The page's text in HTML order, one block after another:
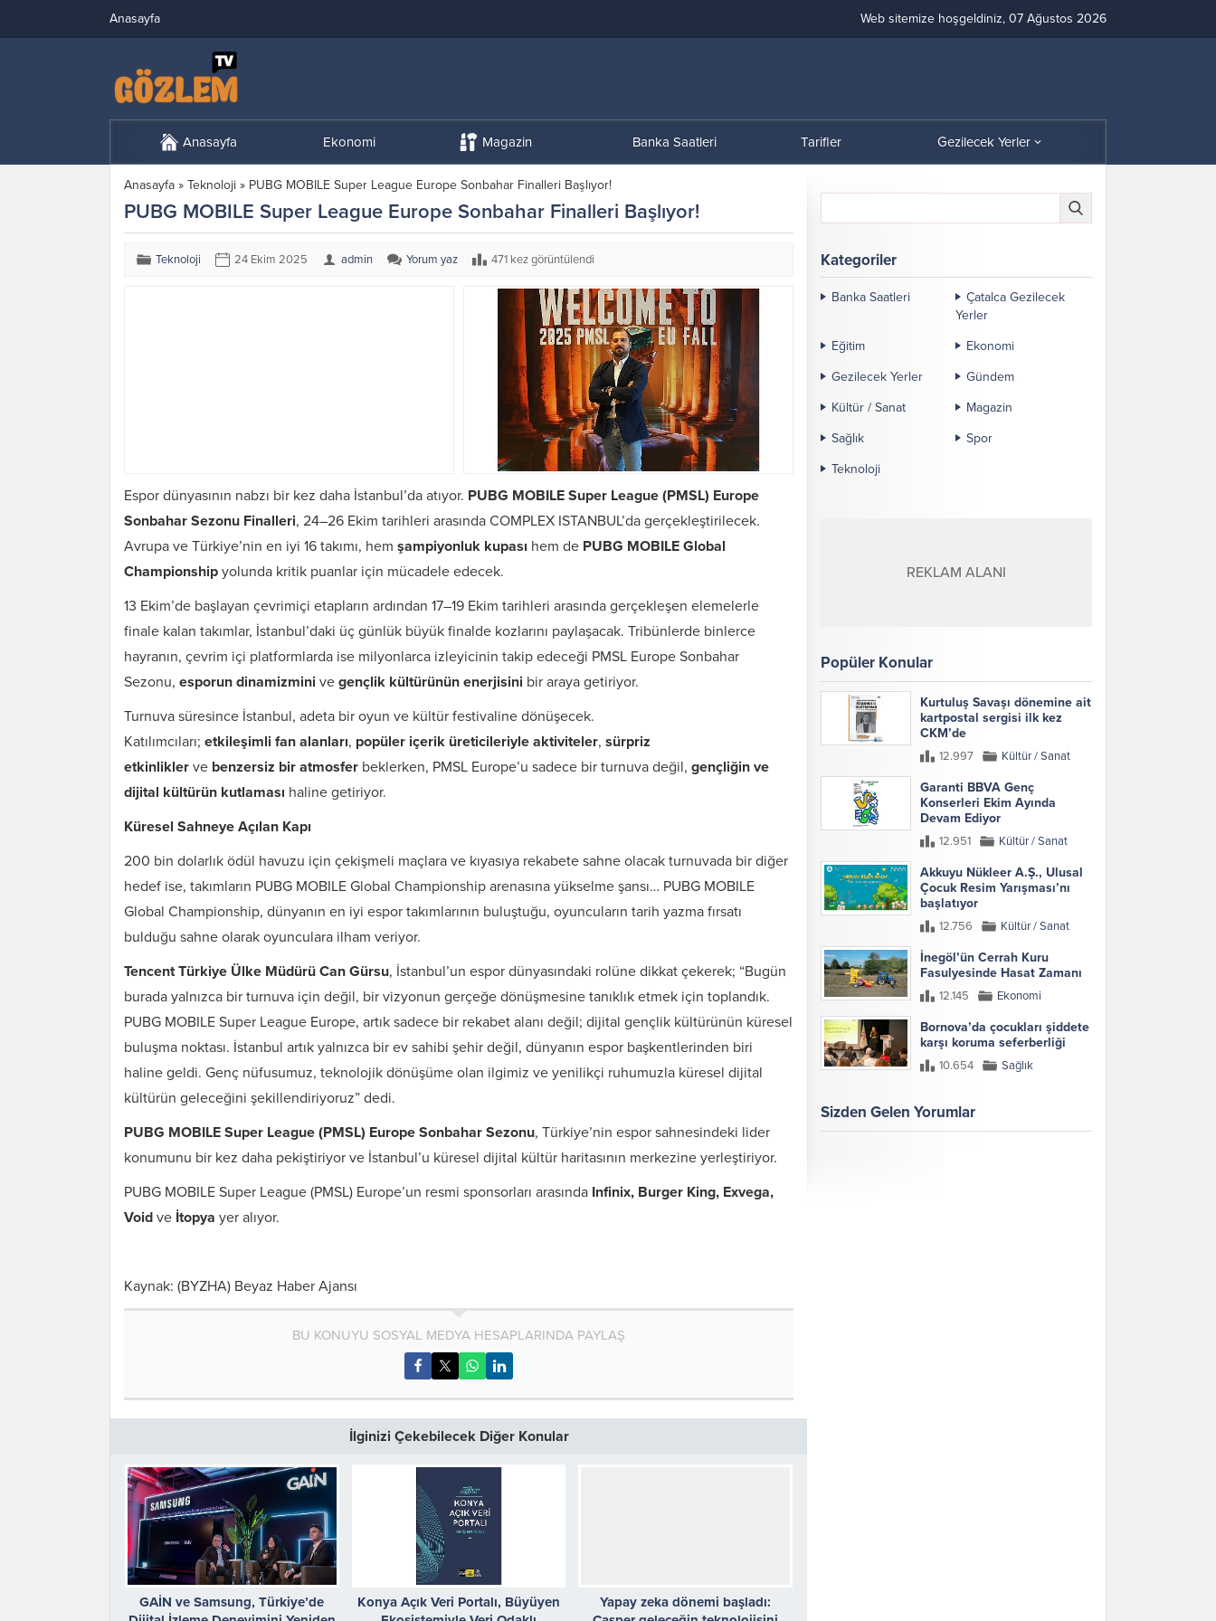
Anasayfa Web sitemize hoşgeldiniz, 07 Ağustos 2026
Anasayfa Ekonomi Magazin Banka Saatleri Tarifler Gezilecek Yerler
Anasayfa » Teknoloji » PUBG MOBILE Super League Europe Sonbahar Finalleri Başlıyor!
PUBG MOBILE Super League Europe Sonbahar Finalleri Başlıyor!
Teknoloji 24 Ekim 2025 admin Yorum yaz 471 kez görüntülendi
Espor dünyasının nabzı bir kez daha İstanbul’da atıyor. PUBG MOBILE Super League (PMSL) Europe
Sonbahar Sezonu Finalleri, 24–26 Ekim tarihleri arasında COMPLEX ISTANBUL’da gerçekleştirilecek.
Avrupa ve Türkiye’nin en iyi 16 takımı, hem şampiyonluk kupası hem de PUBG MOBILE Global
Championship yolunda kritik puanlar için mücadele edecek.
13 Ekim’de başlayan çevrimiçi etapların ardından 17–19 Ekim tarihleri arasında gerçekleşen elemelerle
finale kalan takımlar, İstanbul’daki üç günlük büyük finalde kozlarını paylaşacak. Tribünlerde binlerce
hayranın, çevrim içi platformlarda ise milyonlarca izleyicinin takip edeceği PMSL Europe Sonbahar
Sezonu, esporun dinamizmini ve gençlik kültürünün enerjisini bir araya getiriyor.
Turnuva süresince İstanbul, adeta bir oyun ve kültür festivaline dönüşecek.
Katılımcıları; etkileşimli fan alanları, popüler içerik üreticileriyle aktiviteler, sürpriz
etkinlikler ve benzersiz bir atmosfer beklerken, PMSL Europe’u sadece bir turnuva değil, gençliğin ve
dijital kültürün kutlaması haline getiriyor.
Küresel Sahneye Açılan Kapı
200 bin dolarlık ödül havuzu için çekişmeli maçlara ve kıyasıya rekabete sahne olacak turnuvada bir diğer
hedef ise, takımların PUBG MOBILE Global Championship arenasına yükselme şansı… PUBG MOBILE
Global Championship, dünyanın en iyi espor takımlarının buluştuğu, oyuncuların tarih yazma fırsatı
bulduğu sahne olarak oyunculara ilham veriyor.
Tencent Türkiye Ülke Müdürü Can Gürsu, İstanbul’un espor dünyasındaki rolüne dikkat çekerek; “Bugün
burada yalnızca bir turnuva için değil, bir vizyonun gerçeğe dönüşmesine tanıklık etmek için toplandık.
PUBG MOBILE Super League Europe, artık sadece bir rekabet alanı değil; dijital gençlik kültürünün küresel
buluşma noktası. İstanbul artık yalnızca bir ev sahibi şehir değil, dünyanın espor başkentlerinden biri
haline geldi. Genç nüfusumuz, teknolojik dönüşüme olan ilgimiz ve yenilikçi ruhumuzla küresel dijital
kültürün geleceğini şekillendiriyoruz” dedi.
PUBG MOBILE Super League (PMSL) Europe Sonbahar Sezonu, Türkiye’nin espor sahnesindeki lider
konumunu bir kez daha pekiştiriyor ve İstanbul’u küresel dijital kültür haritasının merkezine yerleştiriyor.
PUBG MOBILE Super League (PMSL) Europe’un resmi sponsorları arasında Infinix, Burger King, Exvega,
Void ve İtopya yer alıyor.
Kaynak: (BYZHA) Beyaz Haber Ajansı
BU KONUYU SOSYAL MEDYA HESAPLARINDA PAYLAŞ
İlginizi Çekebilecek Diğer Konular
GAİN ve Samsung, Türkiye’de
Konya Açık Veri Portalı, Büyüyen
Yapay zeka dönemi başladı:
Kategoriler
Banka Saatleri
Çatalca Gezilecek
Yerler
Eğitim
Ekonomi
Gezilecek Yerler
Gündem
Kültür / Sanat
Magazin
Sağlık
Spor
Teknoloji
REKLAM ALANI
Popüler Konular
Kurtuluş Savaşı dönemine ait
kartpostal sergisi ilk kez
CKM’de
12.997 Kültür / Sanat
Garanti BBVA Genç
Konserleri Ekim Ayında
Devam Ediyor
12.951 Kültür / Sanat
Akkuyu Nükleer A.Ş., Ulusal
Çocuk Resim Yarışması’nı
başlatıyor
12.756 Kültür / Sanat
İnegöl’ün Cerrah Kuru
Fasulyesinde Hasat Zamanı
12.145 Ekonomi
Bornova’da çocukları şiddete
karşı koruma seferberliği
10.654 Sağlık
Sizden Gelen Yorumlar